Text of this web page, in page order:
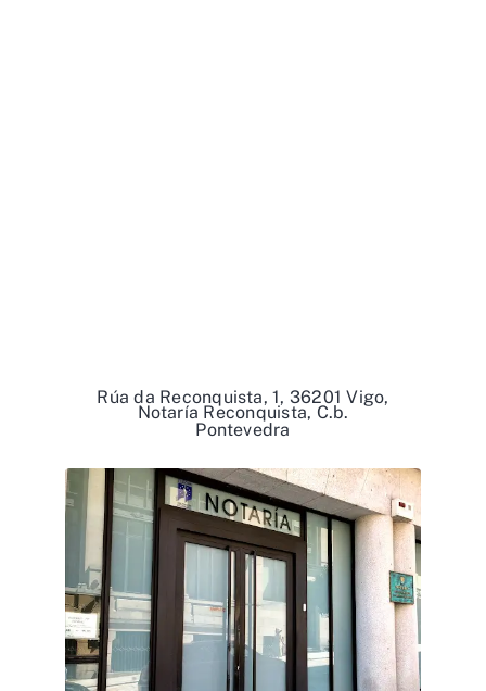
Notaría Reconquista, C.b.
Rúa da Reconquista, 1, 36201 Vigo,
Pontevedra